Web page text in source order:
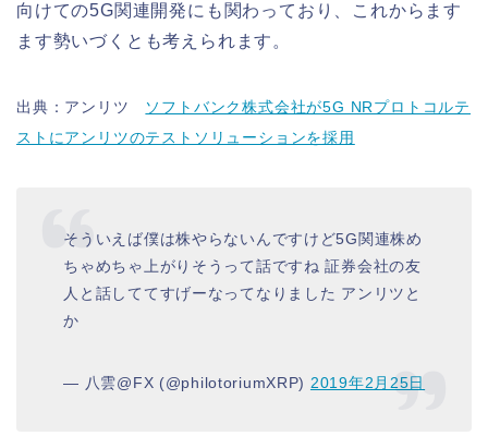
向けての5G関連開発にも関わっており、これからます
ます勢いづくとも考えられます。
出典：アンリツ ソフトバンク株式会社が5G NRプロトコルテ
ストにアンリツのテストソリューションを採用
そういえば僕は株やらないんですけど5G関連株め
ちゃめちゃ上がりそうって話ですね 証券会社の友
人と話しててすげーなってなりました アンリツと
か
— 八雲@FX (@philotoriumXRP) 2019年2月25日